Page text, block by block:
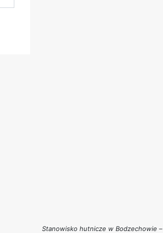
Stanowisko hutnicze w Bodzechowie